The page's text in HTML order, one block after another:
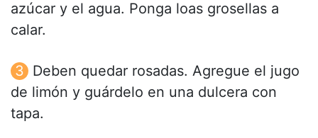
azúcar y el agua. Ponga loas grosellas a
calar.
Deben quedar rosadas. Agregue el jugo
de limón y guárdelo en una dulcera con
tapa.